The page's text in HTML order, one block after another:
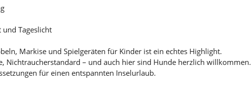
Tageslicht
Markise und Spielgeräten für Kinder ist ein echtes Highlight.
Nichtraucherstandard – und auch hier sind Hunde herzlich willkommen.
für einen entspannten Inselurlaub.